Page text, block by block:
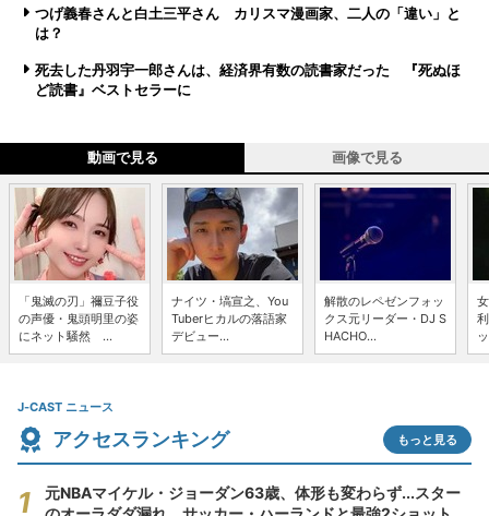
つげ義春さんと白土三平さん カリスマ漫画家、二人の「違い」と
は？
死去した丹羽宇一郎さんは、経済界有数の読書家だった 『死ぬほ
ど読書』ベストセラーに
動画で見る 画像で見る
「鬼滅の刃」禰豆子役
の声優・鬼頭明里の姿
にネット騒然 ...
ナイツ・塙宣之、You
Tuberヒカルの落語家
デビュー...
解散のレペゼンフォッ
クス元リーダー・DJ S
HACHO...
J-CAST ニュース
アクセスランキング もっと見る
元NBAマイケル・ジョーダン63歳、体形も変わらず...スター